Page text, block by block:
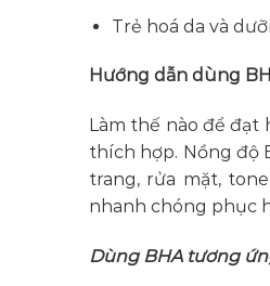
Trẻ hoá da và
Hướng dẫn dùng
Làm thế nào để đạt
thích hợp. Nồng độ
trang, rửa mặt,
nhanh chóng phục
Dùng BHA tương